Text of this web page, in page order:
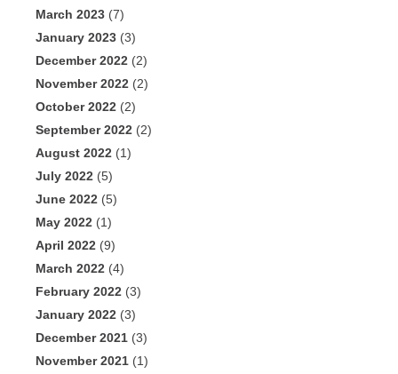
March 2023 (7)
January 2023 (3)
December 2022 (2)
November 2022 (2)
October 2022 (2)
September 2022 (2)
August 2022 (1)
July 2022 (5)
June 2022 (5)
May 2022 (1)
April 2022 (9)
March 2022 (4)
February 2022 (3)
January 2022 (3)
December 2021 (3)
November 2021 (1)